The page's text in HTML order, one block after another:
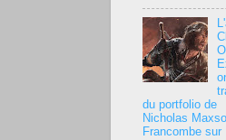
du portfolio de
Nicholas
Francombe sur